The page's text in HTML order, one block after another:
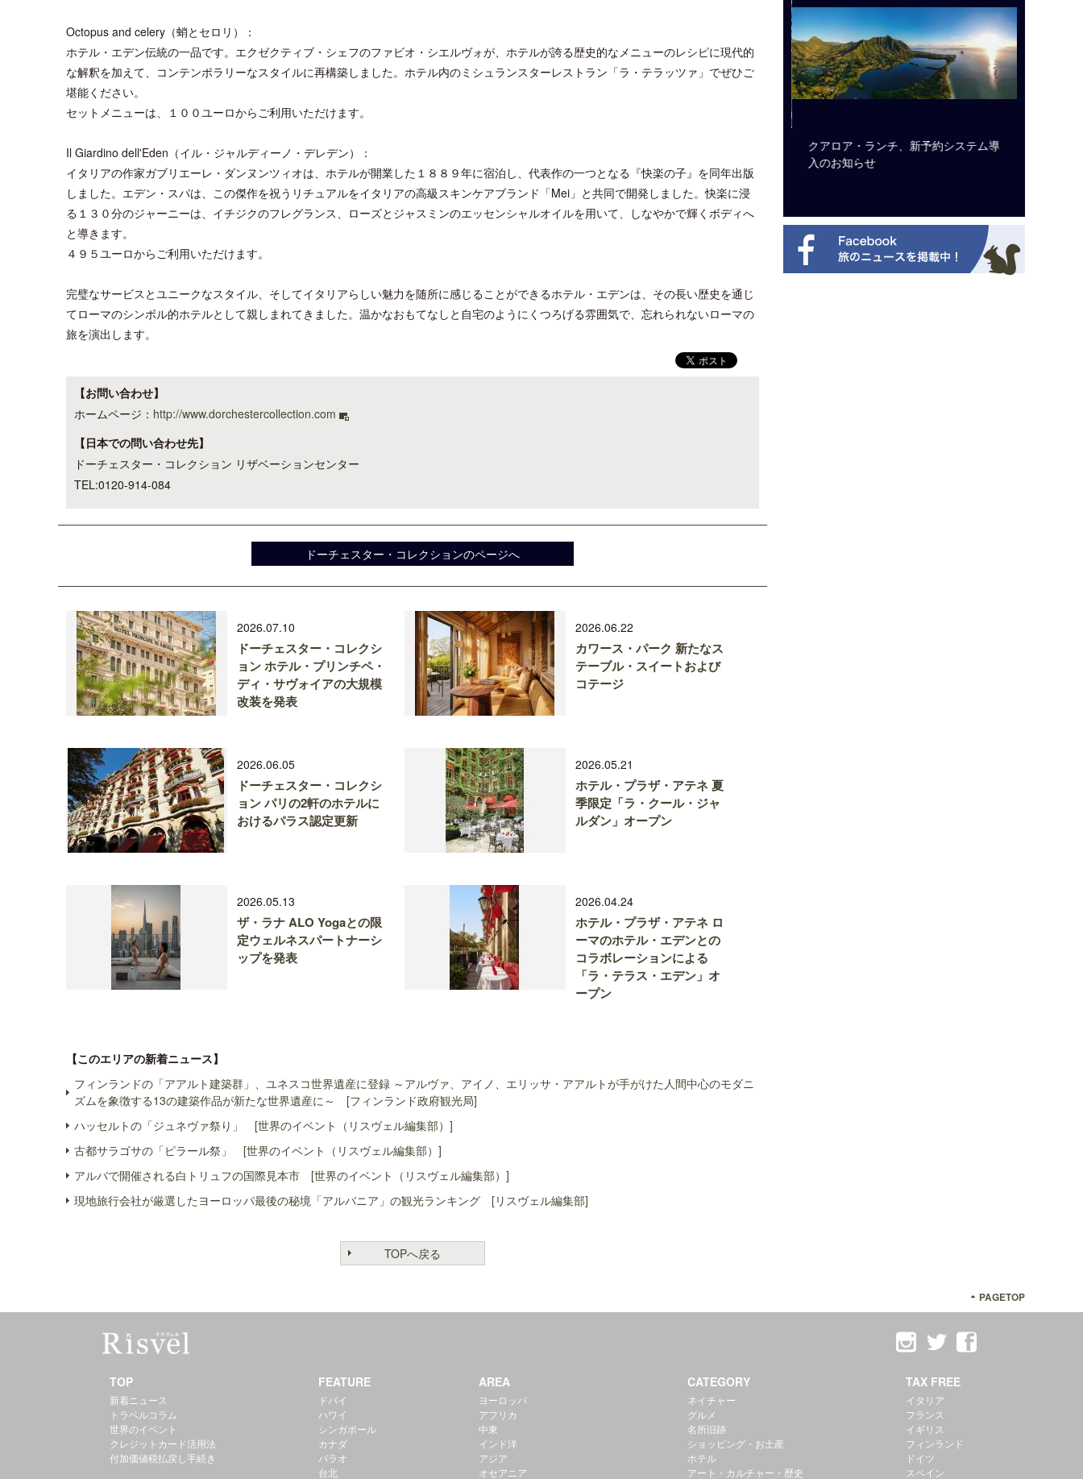
Octopus and celery（蛸とセロリ）：
ホテル・エデン伝統の一品です。エクゼクティブ・シェフのファビオ・シエルヴォが、ホテルが誇る歴史的なメニューのレシピに現代的
な解釈を加えて、コンテンポラリーなスタイルに再構築しました。ホテル内のミシュランスターレストラン「ラ・テラッツァ」でぜひご
堪能ください。
セットメニューは、１００ユーロからご利用いただけます。
Il Giardino dell'Eden（イル・ジャルディーノ・デレデン）：
イタリアの作家ガブリエーレ・ダンヌンツィオは、ホテルが開業した１８８９年に宿泊し、代表作の一つとなる『快楽の子』を同年出版
しました。エデン・スパは、この傑作を祝うリチュアルをイタリアの高級スキンケアブランド「Mei」と共同で開発しました。快楽に浸
る１３０分のジャーニーは、イチジクのフレグランス、ローズとジャスミンのエッセンシャルオイルを用いて、しなやかで輝くボディへ
と導きます。
４９５ユーロからご利用いただけます。
完璧なサービスとユニークなスタイル、そしてイタリアらしい魅力を随所に感じることができるホテル・エデンは、その長い歴史を通じ
てローマのシンボル的ホテルとして親しまれてきました。温かなおもてなしと自宅のようにくつろげる雰囲気で、忘れられないローマの
旅を演出します。
【お問い合わせ】
ホームページ： http://www.dorchestercollection.com
【日本での問い合わせ先】
ドーチェスター・コレクション リザベーションセンター
TEL:0120-914-084
ドーチェスター・コレクションのページへ
2026.07.10
ドーチェスター・コレクシ
ョン ホテル・プリンチペ・
ディ・サヴォイアの大規模
改装を発表
2026.06.22
カワース・パーク 新たなス
テーブル・スイートおよび
コテージ
2026.06.05
ドーチェスター・コレクシ
ョン パリの2軒のホテルに
おけるパラス認定更新
2026.05.21
ホテル・プラザ・アテネ 夏
季限定「ラ・クール・ジャ
ルダン」オープン
2026.05.13
ザ・ラナ ALO Yogaとの限
定ウェルネスパートナーシ
ップを発表
2026.04.24
ホテル・プラザ・アテネ ロ
ーマのホテル・エデンとの
コラボレーションによる
「ラ・テラス・エデン」オ
ープン
【このエリアの新着ニュース】
フィンランドの「アアルト建築群」、ユネスコ世界遺産に登録 ～アルヴァ、アイノ、エリッサ・アアルトが手がけた人間中心のモダニ
ズムを象徴する13の建築作品が新たな世界遺産に～ [フィンランド政府観光局]
ハッセルトの「ジュネヴァ祭り」 [世界のイベント（リスヴェル編集部）]
古都サラゴサの「ピラール祭」 [世界のイベント（リスヴェル編集部）]
アルバで開催される白トリュフの国際見本市 [世界のイベント（リスヴェル編集部）]
現地旅行会社が厳選したヨーロッパ最後の秘境「アルバニア」の観光ランキング [リスヴェル編集部]
TOPへ戻る
ズニーゆかりのスポット10選を紹介
新
クアロア・ランチ、新予約システム導
入のお知らせ
PAGETOP
TOP
新着ニュース
トラベルコラム
世界のイベント
クレジットカード活用法
付加価値税払戻し手続き
FEATURE
ドバイ
ハワイ
シンガポール
カナダ
パラオ
台北
AREA
ヨーロッパ
アフリカ
中東
インド洋
アジア
オセアニア
CATEGORY
ネイチャー
グルメ
名所旧跡
ショッピング・お土産
ホテル
アート・カルチャー・歴史
TAX FREE
イタリア
フランス
イギリス
フィンランド
ドイツ
スペイン